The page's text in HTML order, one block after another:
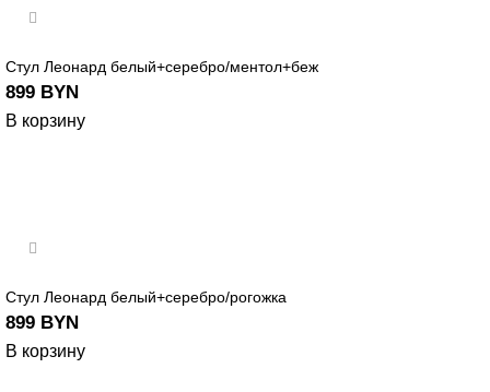
Стул Леонард белый+серебро/ментол+беж
899 BYN
В корзину
Стул Леонард белый+серебро/рогожка
899 BYN
В корзину